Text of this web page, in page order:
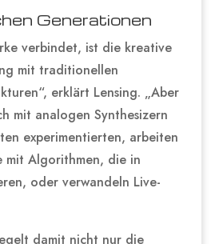
Generationen
verbindet, ist die kreative
mit traditionellen
erklärt Lensing. „Aber
mit analogen Synthesizern
experimentierten, arbeiten
mit Algorithmen, die in
oder verwandeln Live-
damit nicht nur die